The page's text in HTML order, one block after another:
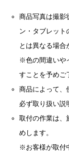
商品写真は撮影
ン・タブレッ
とは異なる場合
※色の間違いや
すことを予めご
商品によって、
必ず取り扱い説
取付の作業は、
めします。
※お客様が取付